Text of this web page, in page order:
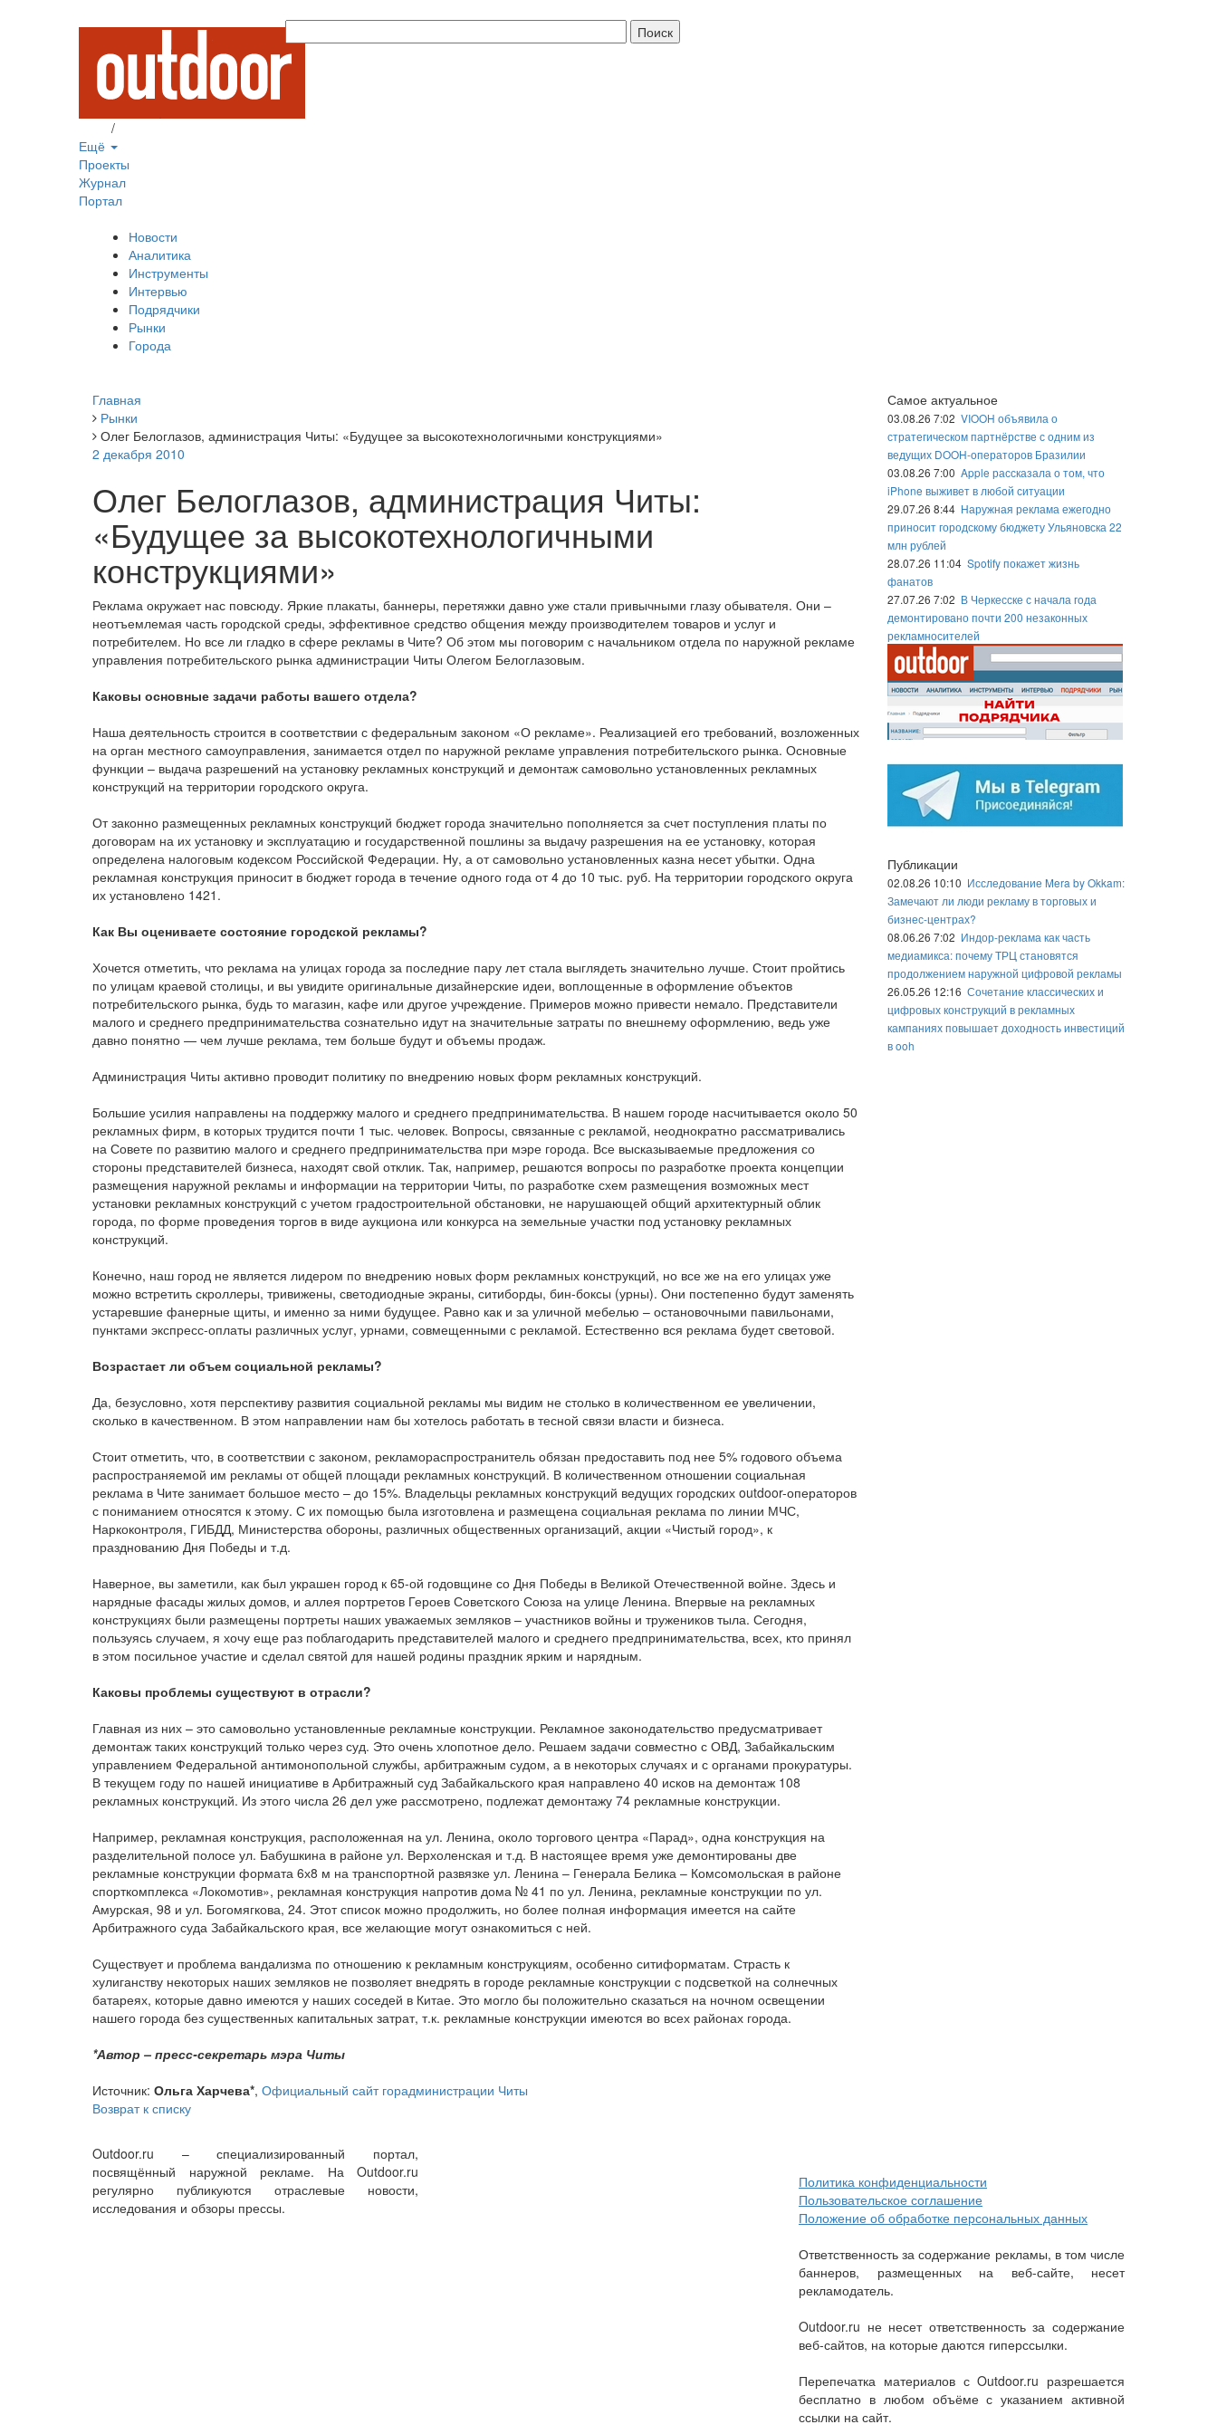
/
Ещё
Проекты
Журнал
Портал
Новости
Аналитика
Инструменты
Интервью
Подрядчики
Рынки
Города
Главная
Рынки
Олег Белоглазов, администрация Читы: «Будущее за высокотехнологичными конструкциями»
2 декабря 2010
Олег Белоглазов, администрация Читы:
«Будущее за высокотехнологичными
конструкциями»
Реклама окружает нас повсюду. Яркие плакаты, баннеры, перетяжки давно уже стали привычными глазу обывателя. Они –
неотъемлемая часть городской среды, эффективное средство общения между производителем товаров и услуг и
потребителем. Но все ли гладко в сфере рекламы в Чите? Об этом мы поговорим с начальником отдела по наружной рекламе
управления потребительского рынка администрации Читы Олегом Белоглазовым.
Каковы основные задачи работы вашего отдела?
Наша деятельность строится в соответствии с федеральным законом «О рекламе». Реализацией его требований, возложенных
на орган местного самоуправления, занимается отдел по наружной рекламе управления потребительского рынка. Основные
функции – выдача разрешений на установку рекламных конструкций и демонтаж самовольно установленных рекламных
конструкций на территории городского округа.
От законно размещенных рекламных конструкций бюджет города значительно пополняется за счет поступления платы по
договорам на их установку и эксплуатацию и государственной пошлины за выдачу разрешения на ее установку, которая
определена налоговым кодексом Российской Федерации. Ну, а от самовольно установленных казна несет убытки. Одна
рекламная конструкция приносит в бюджет города в течение одного года от 4 до 10 тыс. руб. На территории городского округа
их установлено 1421.
Как Вы оцениваете состояние городской рекламы?
Хочется отметить, что реклама на улицах города за последние пару лет стала выглядеть значительно лучше. Стоит пройтись
по улицам краевой столицы, и вы увидите оригинальные дизайнерские идеи, воплощенные в оформление объектов
потребительского рынка, будь то магазин, кафе или другое учреждение. Примеров можно привести немало. Представители
малого и среднего предпринимательства сознательно идут на значительные затраты по внешнему оформлению, ведь уже
давно понятно — чем лучше реклама, тем больше будут и объемы продаж.
Администрация Читы активно проводит политику по внедрению новых форм рекламных конструкций.
Большие усилия направлены на поддержку малого и среднего предпринимательства. В нашем городе насчитывается около 50
рекламных фирм, в которых трудится почти 1 тыс. человек. Вопросы, связанные с рекламой, неоднократно рассматривались
на Совете по развитию малого и среднего предпринимательства при мэре города. Все высказываемые предложения со
стороны представителей бизнеса, находят свой отклик. Так, например, решаются вопросы по разработке проекта концепции
размещения наружной рекламы и информации на территории Читы, по разработке схем размещения возможных мест
установки рекламных конструкций с учетом градостроительной обстановки, не нарушающей общий архитектурный облик
города, по форме проведения торгов в виде аукциона или конкурса на земельные участки под установку рекламных
конструкций.
Конечно, наш город не является лидером по внедрению новых форм рекламных конструкций, но все же на его улицах уже
можно встретить скроллеры, тривижены, светодиодные экраны, ситиборды, бин-боксы (урны). Они постепенно будут заменять
устаревшие фанерные щиты, и именно за ними будущее. Равно как и за уличной мебелью – остановочными павильонами,
пунктами экспресс-оплаты различных услуг, урнами, совмещенными с рекламой. Естественно вся реклама будет световой.
Возрастает ли объем социальной рекламы?
Да, безусловно, хотя перспективу развития социальной рекламы мы видим не столько в количественном ее увеличении,
сколько в качественном. В этом направлении нам бы хотелось работать в тесной связи власти и бизнеса.
Стоит отметить, что, в соответствии с законом, рекламораспространитель обязан предоставить под нее 5% годового объема
распространяемой им рекламы от общей площади рекламных конструкций. В количественном отношении социальная
реклама в Чите занимает большое место – до 15%. Владельцы рекламных конструкций ведущих городских outdoor-операторов
с пониманием относятся к этому. С их помощью была изготовлена и размещена социальная реклама по линии МЧС,
Наркоконтроля, ГИБДД, Министерства обороны, различных общественных организаций, акции «Чистый город», к
празднованию Дня Победы и т.д.
Наверное, вы заметили, как был украшен город к 65-ой годовщине со Дня Победы в Великой Отечественной войне. Здесь и
нарядные фасады жилых домов, и аллея портретов Героев Советского Союза на улице Ленина. Впервые на рекламных
конструкциях были размещены портреты наших уважаемых земляков – участников войны и тружеников тыла. Сегодня,
пользуясь случаем, я хочу еще раз поблагодарить представителей малого и среднего предпринимательства, всех, кто принял
в этом посильное участие и сделал святой для нашей родины праздник ярким и нарядным.
Каковы проблемы существуют в отрасли?
Главная из них – это самовольно установленные рекламные конструкции. Рекламное законодательство предусматривает
демонтаж таких конструкций только через суд. Это очень хлопотное дело. Решаем задачи совместно с ОВД, Забайкальским
управлением Федеральной антимонопольной службы, арбитражным судом, а в некоторых случаях и с органами прокуратуры.
В текущем году по нашей инициативе в Арбитражный суд Забайкальского края направлено 40 исков на демонтаж 108
рекламных конструкций. Из этого числа 26 дел уже рассмотрено, подлежат демонтажу 74 рекламные конструкции.
Например, рекламная конструкция, расположенная на ул. Ленина, около торгового центра «Парад», одна конструкция на
разделительной полосе ул. Бабушкина в районе ул. Верхоленская и т.д. В настоящее время уже демонтированы две
рекламные конструкции формата 6х8 м на транспортной развязке ул. Ленина – Генерала Белика – Комсомольская в районе
спорткомплекса «Локомотив», рекламная конструкция напротив дома № 41 по ул. Ленина, рекламные конструкции по ул.
Амурская, 98 и ул. Богомягкова, 24. Этот список можно продолжить, но более полная информация имеется на сайте
Арбитражного суда Забайкальского края, все желающие могут ознакомиться с ней.
Существует и проблема вандализма по отношению к рекламным конструкциям, особенно ситиформатам. Страсть к
хулиганству некоторых наших земляков не позволяет внедрять в городе рекламные конструкции с подсветкой на солнечных
батареях, которые давно имеются у наших соседей в Китае. Это могло бы положительно сказаться на ночном освещении
нашего города без существенных капитальных затрат, т.к. рекламные конструкции имеются во всех районах города.
*Автор – пресс-секретарь мэра Читы
Источник: Ольга Харчева*, Официальный сайт горадминистрации Читы
Возврат к списку
Самое актуальное
03.08.26 7:02 VIOOH объявила о
стратегическом партнёрстве с одним из
ведущих DOOH-операторов Бразилии
03.08.26 7:00 Apple рассказала о том, что
iPhone выживет в любой ситуации
29.07.26 8:44 Наружная реклама ежегодно
приносит городскому бюджету Ульяновска 22
млн рублей
28.07.26 11:04 Spotify покажет жизнь
фанатов
27.07.26 7:02 В Черкесске с начала года
демонтировано почти 200 незаконных
рекламносителей
Публикации
02.08.26 10:10 Исследование Mera by Okkam:
Замечают ли люди рекламу в торговых и
бизнес-центрах?
08.06.26 7:02 Индор-реклама как часть
медиамикса: почему ТРЦ становятся
продолжением наружной цифровой рекламы
26.05.26 12:16 Сочетание классических и
цифровых конструкций в рекламных
кампаниях повышает доходность инвестиций
в ooh
Outdoor.ru – специализированный портал,
посвящённый наружной рекламе. На Outdoor.ru
регулярно публикуются отраслевые новости,
исследования и обзоры прессы.
Политика конфиденциальности
Пользовательское соглашение
Положение об обработке персональных данных
Ответственность за содержание рекламы, в том числе
баннеров, размещенных на веб-сайте, несет
рекламодатель.
Outdoor.ru не несет ответственность за содержание
веб-сайтов, на которые даются гиперссылки.
Перепечатка материалов с Outdoor.ru разрешается
бесплатно в любом объёме с указанием активной
ссылки на сайт.